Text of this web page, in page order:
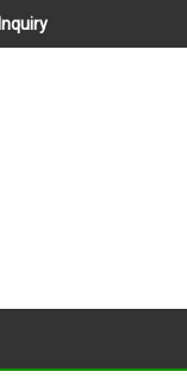
Inquiry